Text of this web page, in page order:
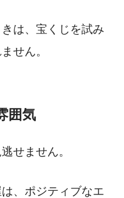
は、宝くじを試み
せん。
囲気
せません。
、ポジティブなエ